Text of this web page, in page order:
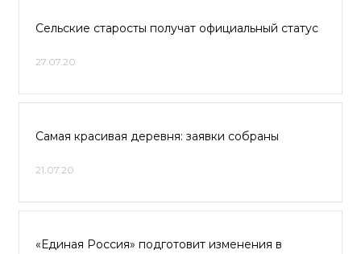
Сельские старосты получат официальный статус
27.07.20
Самая красивая деревня: заявки собраны
21.07.20
«Единая Россия» подготовит изменения в